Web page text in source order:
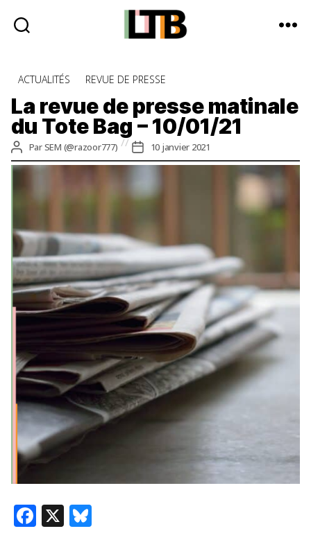
Bag
-
Média
d'information
quotidienne
Catégories
ACTUALITÉS REVUE DE PRESSE
La revue de presse matinale
du Tote Bag – 10/01/21
Auteur
de
ParSEM (@razoor777)
Date
de
10 janvier 2021
F X Bl